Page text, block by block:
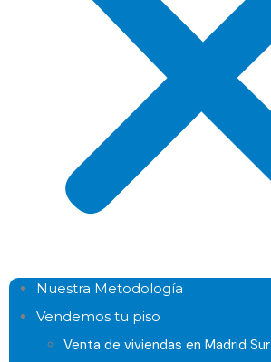
Nuestra Metodología
Vendemos tu piso
Venta de viviendas en Madrid Sur